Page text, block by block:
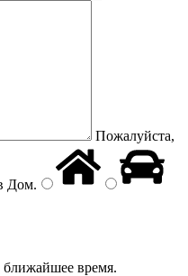
Пожалуйста,
Дом.
время.